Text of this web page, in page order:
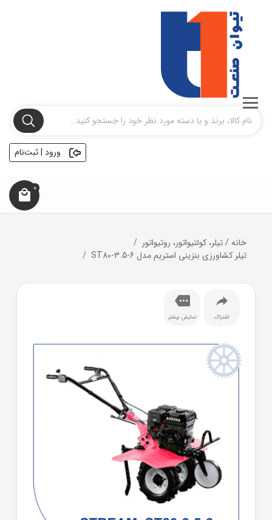
ورود | ثبت‌نام
0
خانه/تیلر، کولتیواتور، روتیواتور
تیلر کشاورزی بنزینی استریم مدل ST80-3.5-6
اشتراک نمایش بیشتر